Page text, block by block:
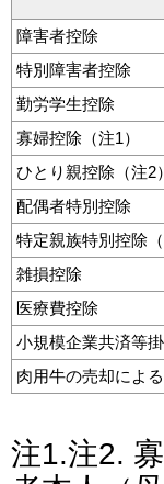
障害者控除
特別障害者控除
勤労学生控除
寡婦控除（注1）
ひとり親控除（注2）
配偶者特別控除
特定親族特別控除（
雑損控除
医療費控除
小規模企業共済等
肉用牛の売却によ
注1.注2.